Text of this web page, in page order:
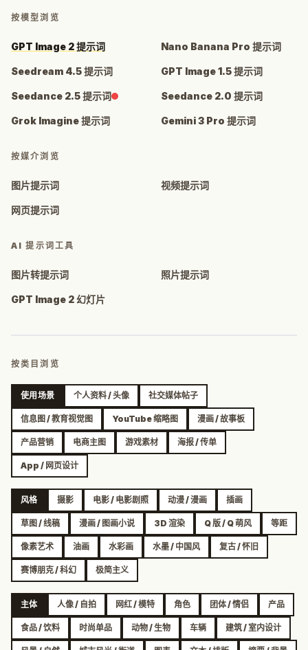
按模型浏览
GPT Image 2 提示词 Nano Banana Pro 提示词
Seedream 4.5 提示词 GPT Image 1.5 提示词
Seedance 2.5 提示词 Seedance 2.0 提示词
Grok Imagine 提示词 Gemini 3 Pro 提示词
按媒介浏览
图片提示词 视频提示词
网页提示词
AI 提示词工具
图片转提示词 照片提示词
GPT Image 2 幻灯片
按类目浏览
使用场景 个人资料 / 头像 社交媒体帖子
信息图 / 教育视觉图 YouTube 缩略图 漫画 / 故事板
产品营销 电商主图 游戏素材 海报 / 传单
App / 网页设计
风格 摄影 电影 / 电影剧照 动漫 / 漫画 插画
草图 / 线稿 漫画 / 图画小说 3D 渲染 Q 版 / Q 萌风 等距
像素艺术 油画 水彩画 水墨 / 中国风 复古 / 怀旧
赛博朋克 / 科幻 极简主义
主体 人像 / 自拍 网红 / 模特 角色 团体 / 情侣 产品
食品 / 饮料 时尚单品 动物 / 生物 车辆 建筑 / 室内设计